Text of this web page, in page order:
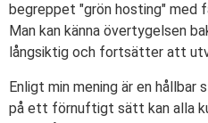
begreppet "grön hosting"
Man kan känna övertygelsen
långsiktig och fortsätter att
Enligt min mening är en
på ett förnuftigt sätt kan alla